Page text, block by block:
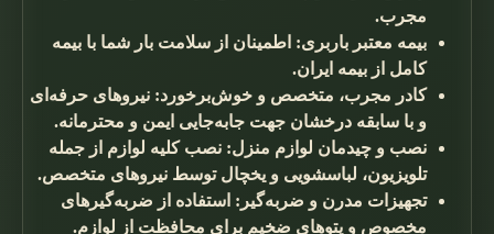
مجرب.
بیمه معتبر باربری: اطمینان از سلامت بار شما با بیمه
کامل از بیمه ایران.
کادر مجرب، متخصص و خوش‌برخورد: نیروهای حرفه‌ای
و با سابقه درخشان جهت جابه‌جایی ایمن و محترمانه.
نصب و چیدمان لوازم منزل: نصب کلیه لوازم از جمله
تلویزیون، لباسشویی و یخچال توسط نیروهای متخصص.
تجهیزات مدرن و ضربه‌گیر: استفاده از ضربه‌گیرهای
مخصوص و پتوهای ضخیم برای محافظت از لوازم.